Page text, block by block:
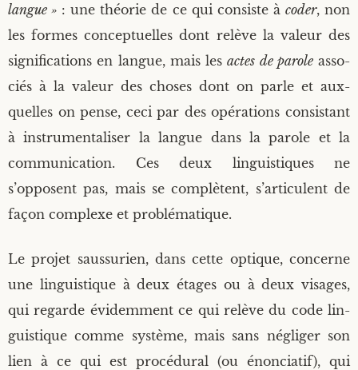
langue » : une théo­rie de ce qui consiste à coder, non
les formes concep­tuelles dont relève la valeur des
signi­fi­ca­tions en langue, mais lesactes de paroleasso­
ciés à la valeur des choses dont on parle et aux­
quelles on pense, ceci par des opé­ra­tions consis­tant
à ins­tru­men­ta­li­ser la langue dans la parole et la
com­mu­ni­ca­tion. Ces deux lin­guis­tiques ne
s’opposent pas, mais se com­plètent, s’articulent de
façon com­plexe et problématique.
Le pro­jet saus­su­rien, dans cette optique, concerne
une lin­guis­tique à deux étages ou à deux visages,
qui regarde évi­dem­ment ce qui relève du code lin­
guis­tique comme sys­tème, mais sans négli­ger son
lien à ce qui est pro­cé­du­ral (ou énon­cia­tif), qui